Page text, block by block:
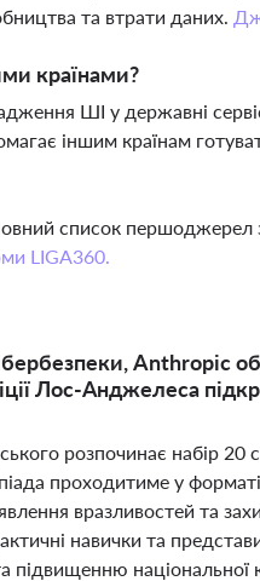
та втрати даних.
країнами?
ШІ у державні
іншим країнам
список першоджерел
LIGA360.
Anthropic
Лос-Анджелеса
розпочинає набір 20
проходитиме у
вразливостей та
навички та
підвищенню національної